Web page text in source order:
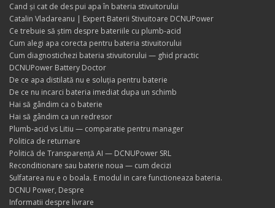
Cand și cat de des pui apa în bateria stivuitorului
Catalin Vladareanu | Expert Baterii Stivuitoare DCNUPower
Ce trebuie să știm despre bateriile cu plumb-acid
Cum alegi apa corecta pentru bateria stivuitorului
Cum diagnostichezi bateria stivuitorului — ghid practic
DCNUPower Battery Doctor
De ce apa distilată nu e soluția pentru baterie
De ce nu incarci bateria imediat dupa un schimb
Hai să gândim ca o baterie
Hai să gândim ca un redresor
Plumb-acid vs Litiu — comparatie pentru manager
Politica de returnare
Politică de Transparență AI — DCNUPower SRL
Reconditionare sau baterie noua — cum decizi
Sulfatarea nu e o boala. E modul in care functioneaza bateria.
DCNU Power, Despre
Informatii despre livrare